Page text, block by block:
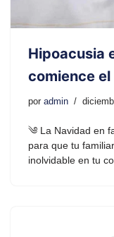
Hipoacusia
comience
por admin
༄ La Navidad en
para que tu
inolvidable en tu